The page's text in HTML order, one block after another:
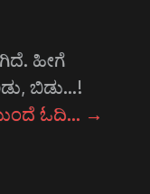
ಹೀಗೆ
ಬಿಡು...!
ಓದಿ… →